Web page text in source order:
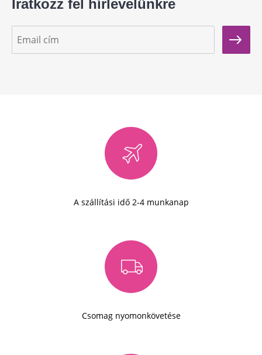
Iratkozz fel hírlevelünkre
A szállítási idő 2-4 munkanap
Csomag nyomonkövetése